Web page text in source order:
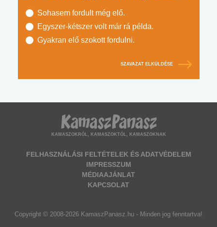
Sohasem fordult még elő.
Egyszer-kétszer volt már rá példa.
Gyakran elő szokott fordulni.
SZAVAZAT ELKÜLDÉSE
KAMASZOKRÓL, KAMASZOKTÓL, KAMASZOKNAK
FELHASZNÁLÁSI FELTÉTELEK ÉS ADATVÉDELEM
IMPRESSZUM
MÉDIAAJÁNLAT
KAPCSOLAT
Copyright © 2008-2026 KamaszPanasz.hu - Minden jog fenntartva!